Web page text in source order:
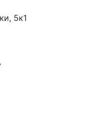
5к1